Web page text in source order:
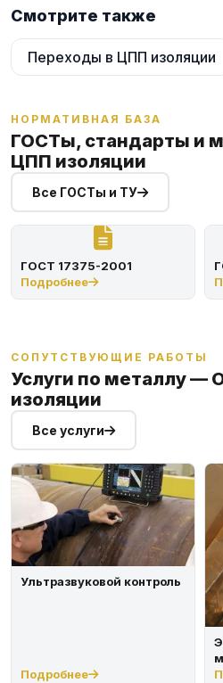
Смотрите также
Переходы в ЦПП изоляции
НОРМАТИВНАЯ БАЗА
ГОСТы, стандарты и
ЦПП изоляции
Все ГОСТы и ТУ
ГОСТ 17375-2001
Подробнее
СОПУТСТВУЮЩИЕ РАБОТЫ
Услуги по металлу —
изоляции
Все услуги
Ультразвуковой контроль
Подробнее